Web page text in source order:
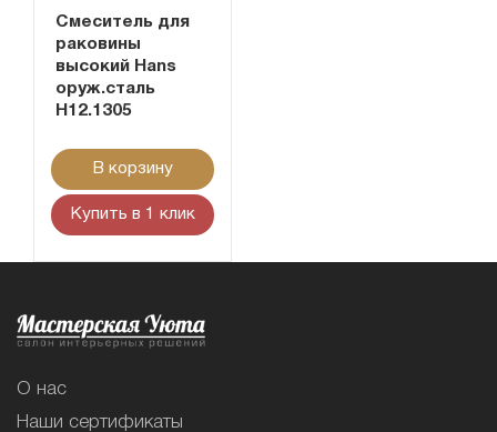
Смеситель для
раковины
высокий Hans
оруж.сталь
H12.1305
В корзину
Купить в 1 клик
О нас
Наши сертификаты